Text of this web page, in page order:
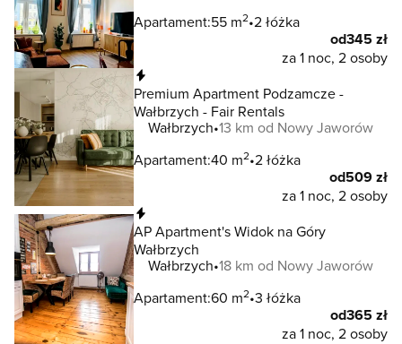
Apartament:55 m2 2 łóżka
od345 zł
za 1 noc, 2 osoby
Premium Apartment Podzamcze -
Wałbrzych - Fair Rentals
Wałbrzych 13 km od Nowy Jaworów
Apartament:40 m2 2 łóżka
od509 zł
za 1 noc, 2 osoby
AP Apartment's Widok na Góry
Wałbrzych
Wałbrzych 18 km od Nowy Jaworów
Apartament:60 m2 3 łóżka
od365 zł
za 1 noc, 2 osoby